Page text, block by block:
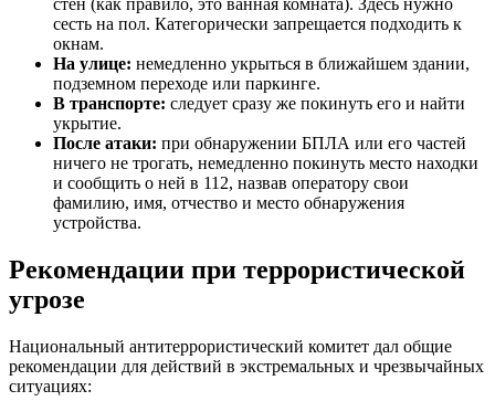
стен (как правило, это ванная комната). Здесь нужно
сесть на пол. Категорически запрещается подходить к
окнам.
На улице: немедленно укрыться в ближайшем здании,
подземном переходе или паркинге.
В транспорте: следует сразу же покинуть его и найти
укрытие.
После атаки: при обнаружении БПЛА или его частей
ничего не трогать, немедленно покинуть место находки
и сообщить о ней в 112, назвав оператору свои
фамилию, имя, отчество и место обнаружения
устройства.
Рекомендации при террористической
угрозе
Национальный антитеррористический комитет дал общие
рекомендации для действий в экстремальных и чрезвычайных
ситуациях: